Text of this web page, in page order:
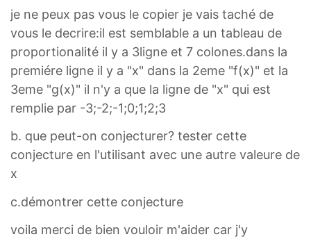
je ne peux pas vous le copier je vais taché de
vous le decrire:il est semblable a un tableau de
proportionalité il y a 3ligne et 7 colones.dans la
premiére ligne il y a "x" dans la 2eme "f(x)" et la
3eme "g(x)" il n'y a que la ligne de "x" qui est
remplie par -3;-2;-1;0;1;2;3
b. que peut-on conjecturer? tester cette
conjecture en l'utilisant avec une autre valeure de
x
c.démontrer cette conjecture
voila merci de bien vouloir m'aider car j'y